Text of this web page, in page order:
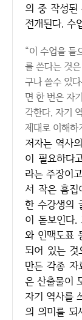
의 중 작성된
전개된다. 수
“이 수업을 들
를 쓴다는 것
구나 쓸수 있
면 한 번은 자
각한다. 자기
제대로 이해하
저자는 역사의 흐름 속에서 개인의 삶을 기록하는 방법
이 필요하다
라는 주장이
서 작은 흠집
한 수강생의
이 돋보인다.
와 인맥도표
되어 있는 것
만든 각종 자
은 산출물이
자기 역사를 쓰고 삶을 돌아보는 과정을 거치면서 인생
의 의미를 되